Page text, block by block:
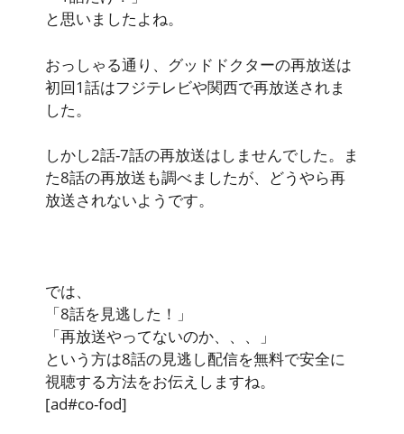
と思いましたよね。
おっしゃる通り、グッドドクターの再放送は
初回1話はフジテレビや関西で再放送されま
した。
しかし2話-7話の再放送はしませんでした。ま
た8話の再放送も調べましたが、どうやら再
放送されないようです。
では、
「8話を見逃した！」
「再放送やってないのか、、、」
という方は8話の見逃し配信を無料で安全に
視聴する方法をお伝えしますね。
[ad#co-fod]